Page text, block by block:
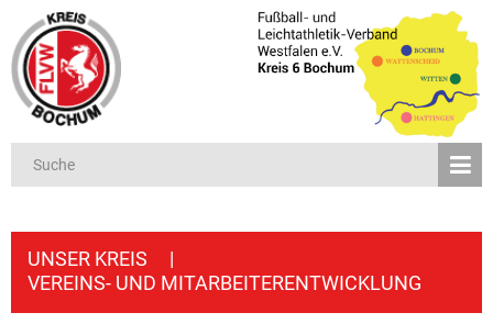
UNSER KREIS
|
VEREINS- UND MITARBEITERENTWICKLUNG